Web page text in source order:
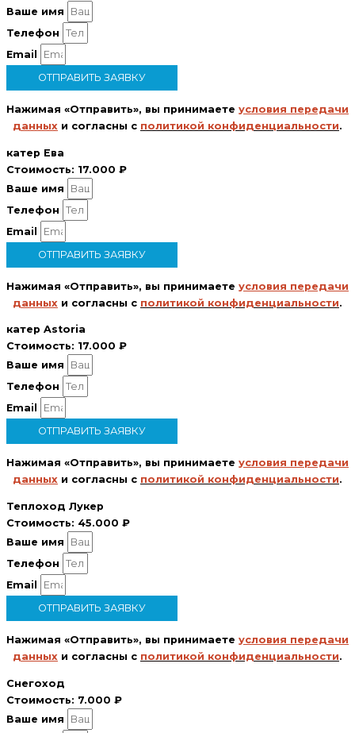
Ваше имя
Телефон
Email
ОТПРАВИТЬ ЗАЯВКУ
Нажимая «Отправить», вы принимаете условия передачи
данных и согласны с политикой конфиденциальности.
катер Ева
Стоимость: 17.000 ₽
Ваше имя
Телефон
Email
ОТПРАВИТЬ ЗАЯВКУ
Нажимая «Отправить», вы принимаете условия передачи
данных и согласны с политикой конфиденциальности.
катер Astoria
Стоимость: 17.000 ₽
Ваше имя
Телефон
Email
ОТПРАВИТЬ ЗАЯВКУ
Нажимая «Отправить», вы принимаете условия передачи
данных и согласны с политикой конфиденциальности.
Теплоход Лукер
Стоимость: 45.000 ₽
Ваше имя
Телефон
Email
ОТПРАВИТЬ ЗАЯВКУ
Нажимая «Отправить», вы принимаете условия передачи
данных и согласны с политикой конфиденциальности.
Снегоход
Стоимость: 7.000 ₽
Ваше имя